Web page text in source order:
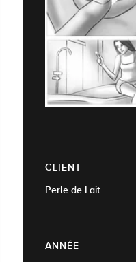
CLIENT
Perle de Lait
ANNÉE